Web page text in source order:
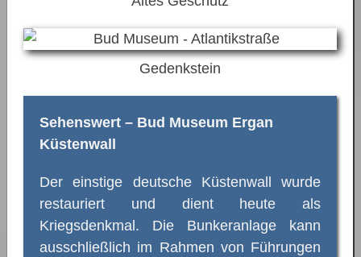
Gedenkstein
Sehenswert – Bud Museum Ergan
Küstenwall
Der einstige deutsche Küstenwall wurde
restauriert und dient heute als
Kriegsdenkmal. Die Bunkeranlage kann
ausschließlich im Rahmen von Führungen